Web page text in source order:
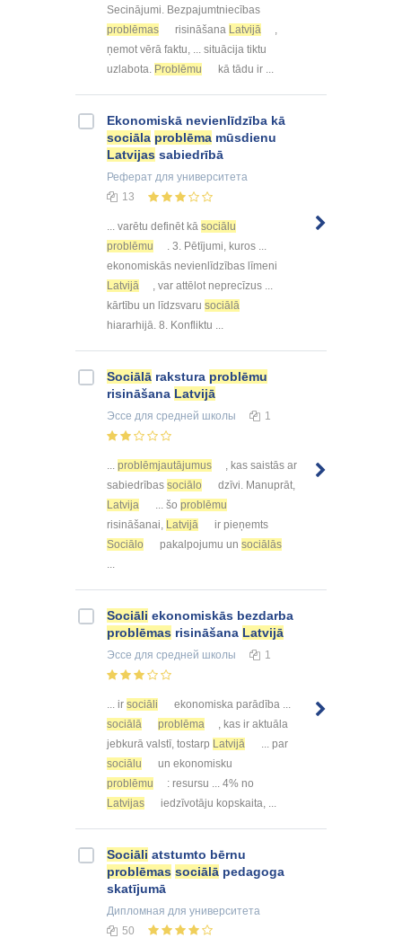
Secinājumi. Bezpajumtniecības
problēmas
risināšana Latvijā
,
ņemot vērā faktu, ... situācija tiktu
uzlabota. Problēmu kā tādu ir ...
Ekonomiskā nevienlīdzība kā
sociāla problēma mūsdienu
Latvijas sabiedrībā
Реферат для университета
13
... varētu definēt kā sociālu
problēmu
. 3. Pētījumi, kuros ...
ekonomiskās nevienlīdzības līmeni
Latvijā
, var attēlot neprecīzus ...
kārtību un līdzsvaru sociālā
hiararhijā. 8. Konfliktu ...
Sociālā rakstura problēmu
risināšana Latvijā
Эссе для средней школы 1
problēmjautājumus
, kas saistās ar
sabiedrības sociālo
dzīvi. Manuprāt,
Latvija
... šo problēmu
risināšanai, Latvijā
ir pieņemts
Sociālo
pakalpojumu un sociālās
Sociāli ekonomiskās bezdarba
problēmas risināšana Latvijā
Эссе для средней школы 1
... ir sociāli
ekonomiska parādība ...
sociālā
problēma
, kas ir aktuāla
jebkurā valstī, tostarp Latvijā
... par
sociālu
un ekonomisku
problēmu
: resursu ... 4% no
Latvijas
iedzīvotāju kopskaita, ...
Sociāli atstumto bērnu
problēmas sociālā pedagoga
skatījumā
Дипломная для университета
50